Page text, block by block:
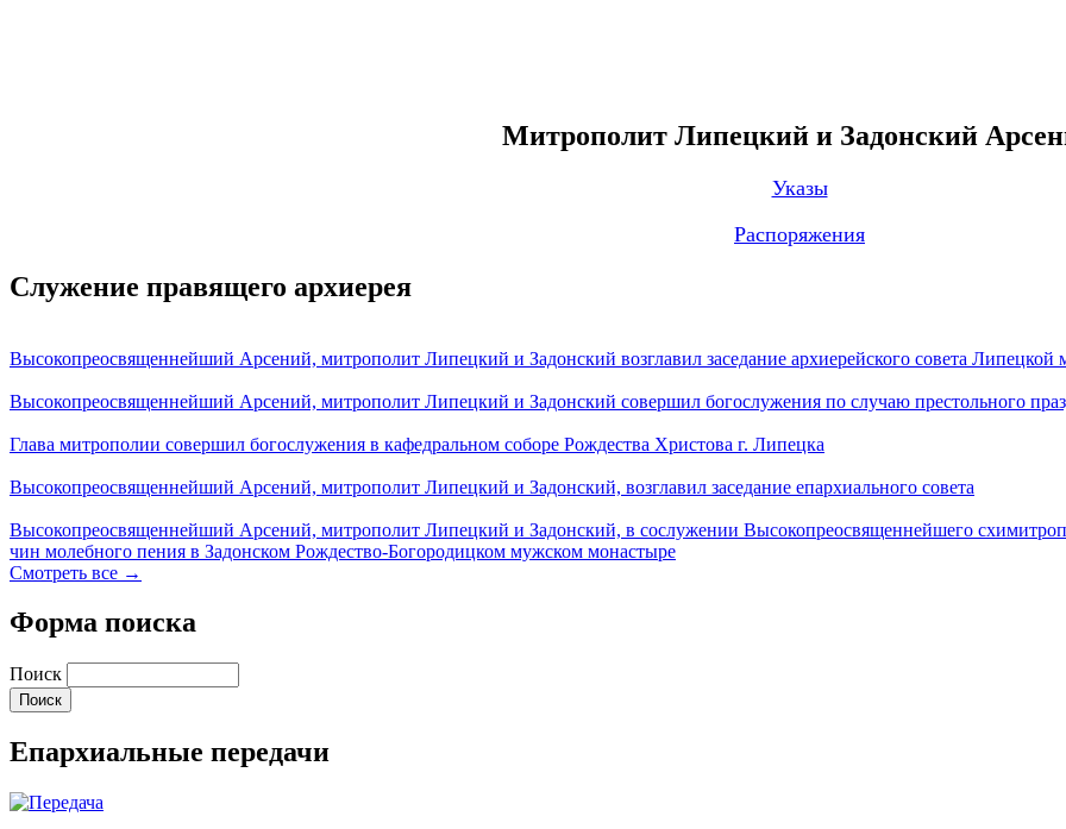
Митрополит Липецкий и Задонский
Указы
Распоряжения
Служение правящего архиерея
Высокопреосвященнейший Арсений, митрополит Липецкий и Задонский возглавил заседание архиерейского совета Липецкой
Высокопреосвященнейший Арсений, митрополит Липецкий и Задонский совершил богослужения по случаю престольного
Глава митрополии совершил богослужения в кафедральном соборе Рождества Христова г. Липецка
Высокопреосвященнейший Арсений, митрополит Липецкий и Задонский, возглавил заседание епархиального совета
Высокопреосвященнейший Арсений, митрополит Липецкий и Задонский, в сослужении Высокопреосвященнейшего
чин молебного пения в Задонском Рождество-Богородицком мужском монастыре
Смотреть все →
Форма поиска
Поиск
Епархиальные передачи